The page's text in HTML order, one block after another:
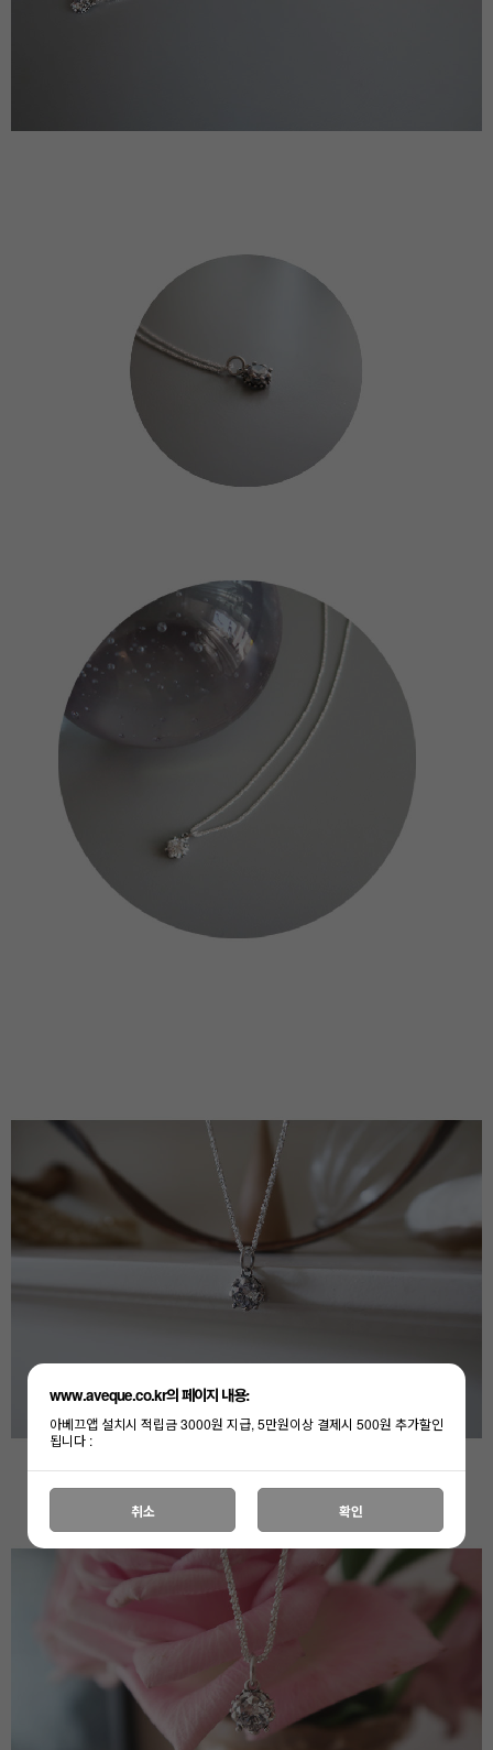
www.aveque.co.kr의 페이지 내용:
아베끄앱 설치시 적립금 3000원 지급, 5만원이상 결제시 500원 추가할인
됩니다 :
취소 확인